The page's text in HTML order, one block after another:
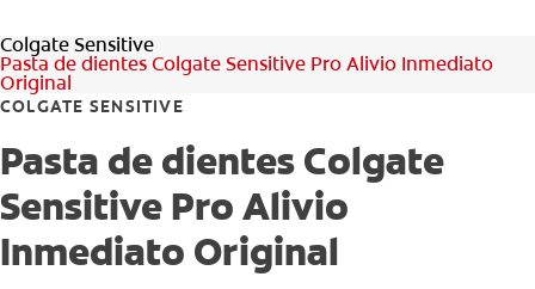
Colgate Sensitive
Pasta de dientes Colgate Sensitive Pro Alivio Inmediato
Original
COLGATE SENSITIVE
Pasta de dientes Colgate
Sensitive Pro Alivio
Inmediato Original